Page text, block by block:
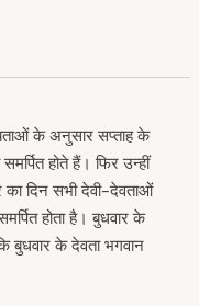
के अनुसार सप्ताह के
होते हैं। फिर उन्हीं
दिन सभी देवी-देवताओं
होता है। बुधवार के
बुधवार के देवता भगवान